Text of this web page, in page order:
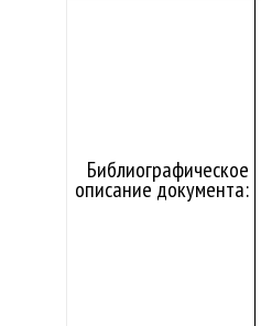
Библиографическое
описание документа: